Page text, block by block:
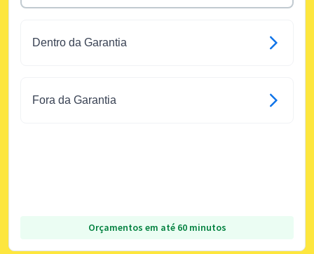
Dentro da Garantia
Fora da Garantia
Orçamentos em até 60 minutos